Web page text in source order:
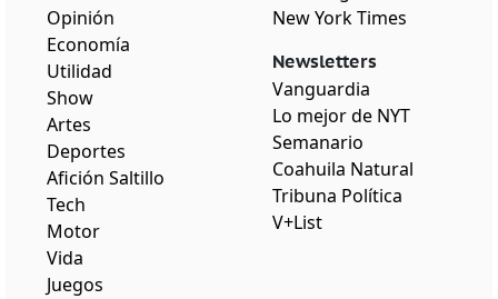
Opinión
Economía
Utilidad
Show
Artes
Deportes
Afición Saltillo
Tech
Motor
Vida
Juegos
New York Times
Newsletters
Vanguardia
Lo mejor de NYT
Semanario
Coahuila Natural
Tribuna Política
V+List